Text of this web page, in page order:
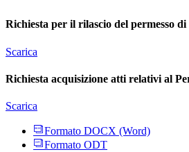
Richiesta per il rilascio del permesso
Scarica
Richiesta acquisizione atti relativi al
Scarica
Formato DOCX (Word)
Formato ODT